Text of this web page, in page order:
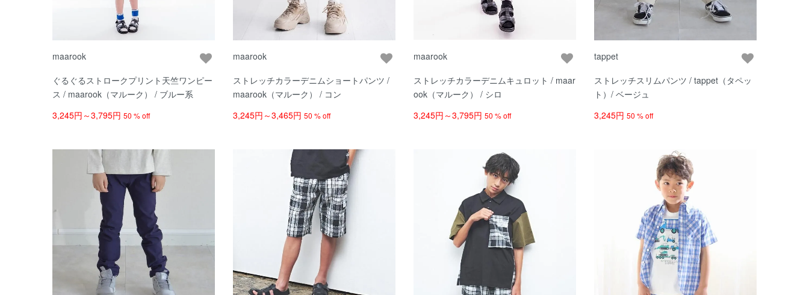
maarook
ぐるぐるストロークプリント天竺ワンピー
ス / maarook（マルーク） / ブルー系
3,245円～3,795円 50 % off
maarook
ストレッチカラーデニムショートパンツ /
maarook（マルーク） / コン
3,245円～3,465円 50 % off
maarook
ストレッチカラーデニムキュロット / maar
ook（マルーク） / シロ
3,245円～3,795円 50 % off
tappet
ストレッチスリムパンツ / tappet（タペッ
ト）/ ベージュ
3,245円 50 % off